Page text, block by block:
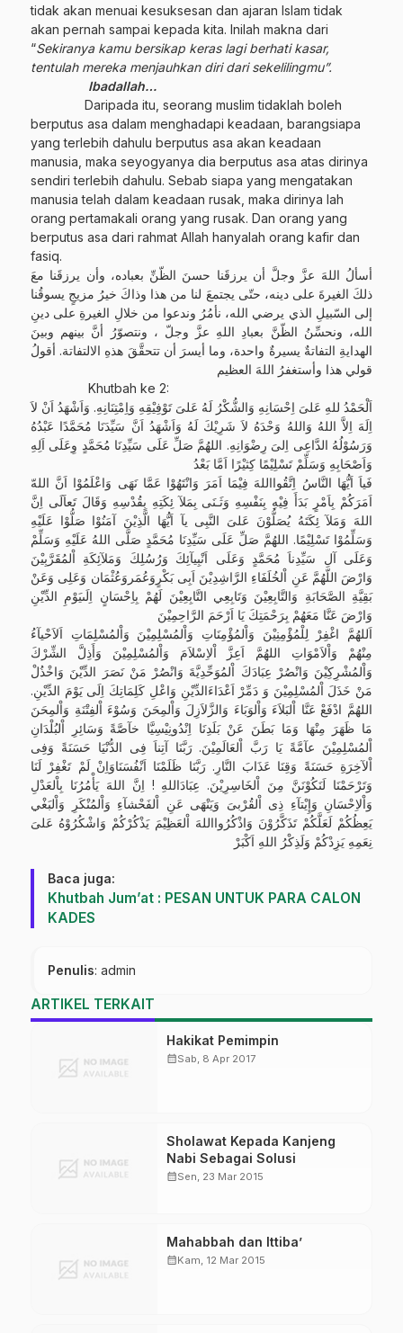
tidak akan menuai kesuksesan dan ajaran Islam tidak
akan pernah sampai kepada kita. Inilah makna dari
“Sekiranya kamu bersikap keras lagi berhati kasar,
tentulah mereka menjauhkan diri dari sekelilingmu”.
Ibadallah…
Daripada itu, seorang muslim tidaklah boleh
berputus asa dalam menghadapi keadaan, barangsiapa
yang terlebih dahulu berputus asa akan keadaan
manusia, maka seyogyanya dia berputus asa atas dirinya
sendiri terlebih dahulu. Sebab siapa yang mengatakan
manusia telah dalam keadaan rusak, maka dirinya lah
orang pertamakali orang yang rusak. Dan orang yang
berputus asa dari rahmat Allah hanyalah orang kafir dan
fasiq.
أسألُ اللهَ عزَّ وجلَّ أن يرزقَنا حسنَ الظّنِّ بعباده، وأن يرزقَنا معَ
ذلكَ الغيرةَ على دينه، حتّى يجتمعَ لنا من هذا وذاكَ خيرُ مزيجٍ يسوقُنا
إلى السّبيلِ الذي يرضي الله، نأمُرُ وندعوا من خلالِ الغيرةِ على دينِ
الله، ونحسِّنُ الظّنَّ بعبادِ اللهِ عزَّ وجلّ ، ونتصوّرُ أنَّ بينهم وبينَ
الهدايةِ التفاتةٌ يسيرةٌ واحدة، وما أيسرَ أن تتحقَّقَ هذهِ الالتفاتة. أقولُ
قولي هذا وأستغفرُ اللهَ العظيم
Khutbah ke 2:
اَلْحَمْدُ للهِ عَلىَ اِحْسَانِهِ وَالشُّكْرُ لَهُ عَلىَ تَوْفِيْقِهِ وَاِمْتِنَانِهِ. وَاَشْهَدُ اَنْ لاَ
اِلَهَ اِلاَّ اللهُ وَاللهُ وَحْدَهُ لاَ شَرِيْكَ لَهُ وَاَشْهَدُ اَنَّ سَيِّدَنَا مُحَمَّدًا عَبْدُهُ
وَرَسُوْلُهُ الدَّاعِى اِلىَ رِضْوَانِهِ. اللهُمَّ صَلِّ عَلَى سَيِّدِنَا مُحَمَّدٍ وِعَلَى اَلِهِ
وَاَصْحَابِهِ وَسَلِّمْ تَسْلِيْمًا كِثيْرًا اَمَّا بَعْدُ
فَياَ اَيُّهَا النَّاسُ اِتَّقُوااللهَ فِيْمَا اَمَرَ وَانْتَهُوْا عَمَّا نَهَى وَاعْلَمُوْا اَنَّ اللهّ
اَمَرَكُمْ بِاَمْرٍ بَدَأَ فِيْهِ بِنَفْسِهِ وَثَـنَى بِمَلآ ئِكَتِهِ بِقُدْسِهِ وَقَالَ تَعاَلَى اِنَّ
اللهَ وَمَلآ ئِكَتَهُ يُصَلُّوْنَ عَلىَ النَّبِى يآ اَيُّهَا الَّذِيْنَ آمَنُوْا صَلُّوْا عَلَيْهِ
وَسَلِّمُوْا تَسْلِيْمًا. اللهُمَّ صَلِّ عَلَى سَيِّدِنَا مُحَمَّدٍ صَلَّى اللهُ عَلَيْهِ وَسَلِّمْ
وَعَلَى آلِ سَيِّدِناَ مُحَمَّدٍ وَعَلَى اَنْبِيآئِكَ وَرُسُلِكَ وَمَلآئِكَةِ اْلمُقَرَّبِيْنَ
وَارْضَ اللّهُمَّ عَنِ اْلخُلَفَاءِ الرَّاشِدِيْنَ اَبِى بَكْرٍوَعُمَروَعُثْمَان وَعَلِى وَعَنْ
بَقِيَّةِ الصَّحَابَةِ وَالتَّابِعِيْنَ وَتَابِعِي التَّابِعِيْنَ لَهُمْ بِاِحْسَانٍ اِلَىيَوْمِ الدِّيْنِ
وَارْضَ عَنَّا مَعَهُمْ بِرَحْمَتِكَ يَا اَرْحَمَ الرَّاحِمِيْنَ
اَللهُمَّ اغْفِرْ لِلْمُؤْمِنِيْنَ وَاْلمُؤْمِنَاتِ وَاْلمُسْلِمِيْنَ وَاْلمُسْلِمَاتِ اَلاَحْيآءُ
مِنْهُمْ وَاْلاَمْوَاتِ اللهُمَّ اَعِزَّ اْلاِسْلاَمَ وَاْلمُسْلِمِيْنَ وَأَذِلَّ الشِّرْكَ
وَاْلمُشْرِكِيْنَ وَانْصُرْ عِبَادَكَ اْلمُوَحِّدِيَّةَ وَانْصُرْ مَنْ نَصَرَ الدِّيْنَ وَاخْذُلْ
مَنْ خَذَلَ اْلمُسْلِمِيْنَ وَ دَمِّرْ اَعْدَاءَالدِّيْنِ وَاعْلِ كَلِمَاتِكَ اِلَى يَوْمَ الدِّيْنِ.
اللهُمَّ ادْفَعْ عَنَّا اْلبَلاَءَ وَاْلوَبَاءَ وَالزَّلاَزِلَ وَاْلمِحَنَ وَسُوْءَ اْلفِتْنَةِ وَاْلمِحَنَ
مَا ظَهَرَ مِنْهَا وَمَا بَطَنَ عَنْ بَلَدِنَا اِنْدُونِيْسِيَّا خآصَّةً وَسَائِرِ اْلبُلْدَانِ
اْلمُسْلِمِيْنَ عآمَّةً يَا رَبَّ اْلعَالَمِيْنَ. رَبَّنَا آتِناَ فِى الدُّنْيَا حَسَنَةً وَفِى
اْلآخِرَةِ حَسَنَةً وَقِنَا عَذَابَ النَّارِ. رَبَّنَا ظَلَمْنَا اَنْفُسَنَاوَاِنْ لَمْ تَغْفِرْ لَنَا
وَتَرْحَمْنَا لَنَكُوْنَنَّ مِنَ اْلخَاسِرِيْنَ. عِبَادَاللهِ ! اِنَّ اللهَ يَأْمُرُنَا بِاْلعَدْلِ
وَاْلاِحْسَانِ وَإِيْتآءِ ذِى اْلقُرْبىَ وَيَنْهَى عَنِ اْلفَحْشآءِ وَاْلمُنْكَرِ وَاْلبَغْي
يَعِظُكُمْ لَعَلَّكُمْ تَذَكَّرُوْنَ وَاذْكُرُوااللهَ اْلعَظِيْمَ يَذْكُرْكُمْ وَاشْكُرُوْهُ عَلىَ
نِعَمِهِ يَزِدْكُمْ وَلَذِكْرُ اللهِ اَكْبَرْ
Baca juga:
Khutbah Jum’at : PESAN UNTUK PARA CALON
KADES
Penulis: admin
ARTIKEL TERKAIT
Hakikat Pemimpin
calendar_monthSab, 8 Apr 2017
Sholawat Kepada Kanjeng
Nabi Sebagai Solusi
calendar_monthSen, 23 Mar 2015
Mahabbah dan Ittiba’
calendar_monthKam, 12 Mar 2015